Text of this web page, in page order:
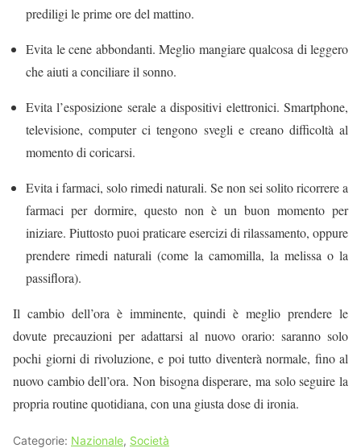
prediligi le prime ore del mattino.
Evita le cene abbondanti. Meglio mangiare qualcosa di leggero
che aiuti a conciliare il sonno.
Evita l’esposizione serale a dispositivi elettronici. Smartphone,
televisione, computer ci tengono svegli e creano difficoltà al
momento di coricarsi.
Evita i farmaci, solo rimedi naturali. Se non sei solito ricorrere a
farmaci per dormire, questo non è un buon momento per
iniziare. Piuttosto puoi praticare esercizi di rilassamento, oppure
prendere rimedi naturali (come la camomilla, la melissa o la
passiflora).
Il cambio dell’ora è imminente, quindi è meglio prendere le
dovute precauzioni per adattarsi al nuovo orario: saranno solo
pochi giorni di rivoluzione, e poi tutto diventerà normale, fino al
nuovo cambio dell’ora. Non bisogna disperare, ma solo seguire la
propria routine quotidiana, con una giusta dose di ironia.
Categorie: Nazionale, Società